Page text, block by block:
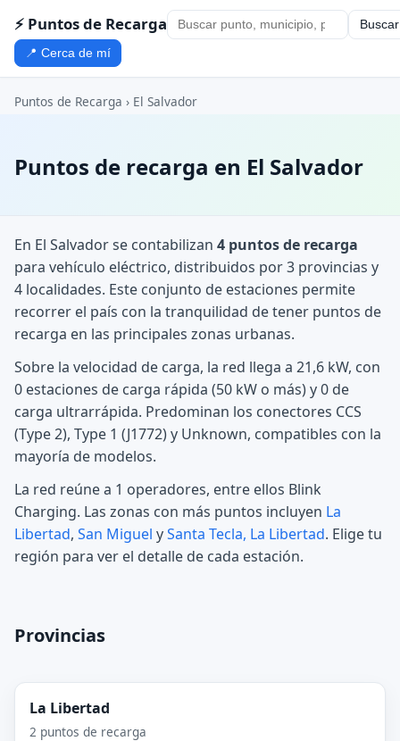
⚡ Puntos de Recarga Buscar
📍 Cerca de mí
Puntos de Recarga › El Salvador
Puntos de recarga en El Salvador
En El Salvador se contabilizan 4 puntos de recarga
para vehículo eléctrico, distribuidos por 3 provincias y
4 localidades. Este conjunto de estaciones permite
recorrer el país con la tranquilidad de tener puntos de
recarga en las principales zonas urbanas.
Sobre la velocidad de carga, la red llega a 21,6 kW, con
0 estaciones de carga rápida (50 kW o más) y 0 de
carga ultrarrápida. Predominan los conectores CCS
(Type 2), Type 1 (J1772) y Unknown, compatibles con la
mayoría de modelos.
La red reúne a 1 operadores, entre ellos Blink
Charging. Las zonas con más puntos incluyen La
Libertad, San Miguel ySanta Tecla, La Libertad. Elige tu
región para ver el detalle de cada estación.
Provincias
La Libertad
2 puntos de recarga